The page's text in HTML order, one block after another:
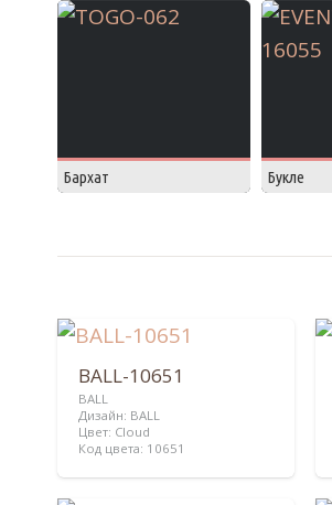
Бархат Букле
BALL-10651
BALL
Дизайн: BALL
Цвет: Cloud
Код цвета: 10651